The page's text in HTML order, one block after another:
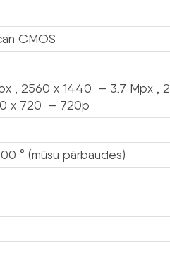
CMOS
, 2560 x 1440 – 3.7 Mpx ,
x 720 – 720p
° (mūsu pārbaudes)